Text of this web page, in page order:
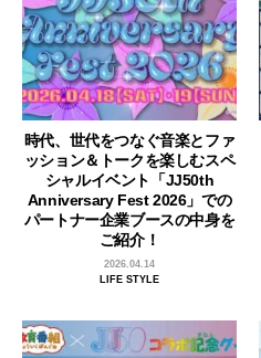
時代、世代をつなぐ音楽とファ
ッション＆トークを楽しむスペ
シャルイベント「JJ50th
Anniversary Fest 2026」での
パートナー企業ブースの中身を
ご紹介！
2026.04.14
LIFE STYLE